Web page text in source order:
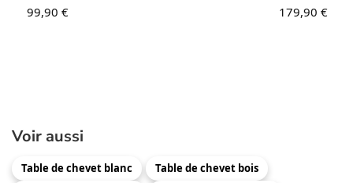
99,90 € 179,90 €
Voir aussi
Table de chevet blanc
Table de chevet bois